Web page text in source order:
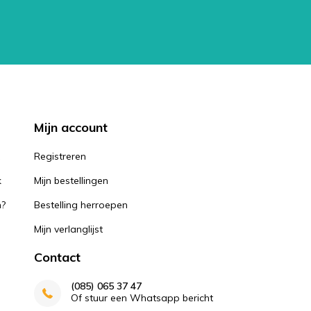
Mijn account
Registreren
Mijn bestellingen
Bestelling herroepen
Mijn verlanglijst
Contact
(085) 065 37 47
Of stuur een Whatsapp bericht